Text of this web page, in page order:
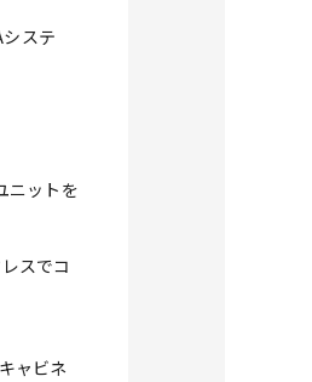
ステ
ニットを
スでコ
ャビネ